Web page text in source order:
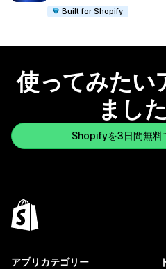
Built for Shopify
使ってみたい
まし
Shopifyを3日間無料
アプリカテゴリー